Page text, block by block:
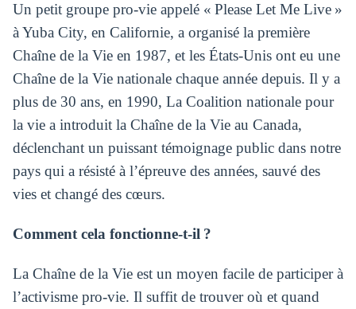
Un petit groupe pro-vie appelé « Please Let Me Live »
à Yuba City, en Californie, a organisé la première
Chaîne de la Vie en 1987, et les États-Unis ont eu une
Chaîne de la Vie nationale chaque année depuis. Il y a
plus de 30 ans, en 1990, La Coalition nationale pour
la vie a introduit la Chaîne de la Vie au Canada,
déclenchant un puissant témoignage public dans notre
pays qui a résisté à l’épreuve des années, sauvé des
vies et changé des cœurs.
Comment cela fonctionne-t-il ?
La Chaîne de la Vie est un moyen facile de participer à
l’activisme pro-vie. Il suffit de trouver où et quand